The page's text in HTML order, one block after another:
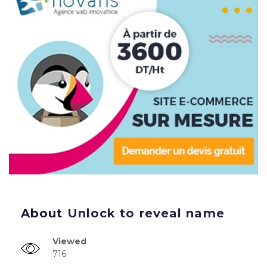
About Unlock to reveal name
Viewed
716